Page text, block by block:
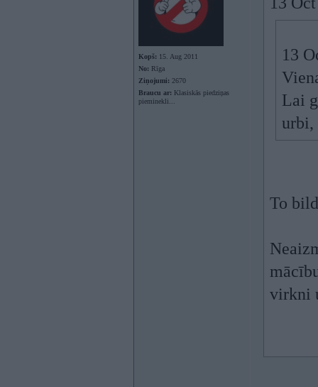
Kopš: 15. Aug 2011
No: Rīga
Ziņojumi: 2670
Braucu ar: Klasiskās piedziņas
pieminekli...
13
Lai
urbi,
To
virkni